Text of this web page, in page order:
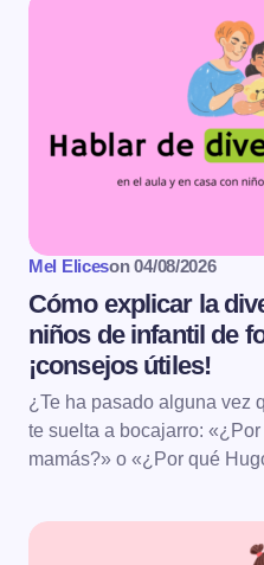
Mel Eliceson 04/08/2026
Cómo explicar la
niños de infantil de
¡consejos útiles!
¿Te ha pasado alguna vez
te suelta a bocajarro:
mamás?» o «¿Por qué